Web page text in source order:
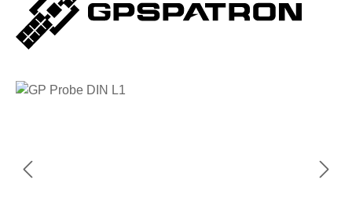
Bildergalerie überspringen